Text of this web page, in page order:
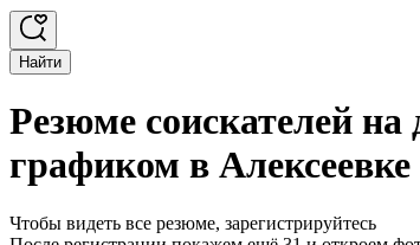
Найти
Резюме соискателей
графиком в Алексеевке
Чтобы видеть все резюме, зарегистрируйтесь